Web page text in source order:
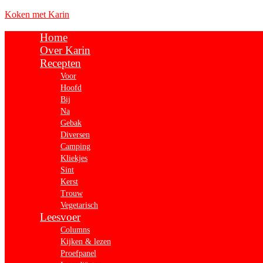
Koken met Karin
Home
Over Karin
Recepten
Voor
Hoofd
Bij
Na
Gebak
Diversen
Camping
Kliekjes
Sint
Kerst
Trouw
Vegetarisch
Leesvoer
Columns
Kijken & lezen
Proefpanel